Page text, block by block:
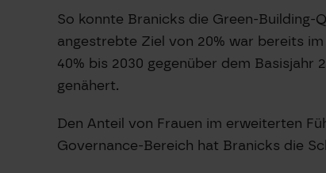
So konnte Branicks die Green-Building-
angestrebte Ziel von 20% war bereits
40% bis 2030 gegenüber dem
genähert.
Den Anteil von Frauen im erweiterten
Governance-Bereich hat Branicks die